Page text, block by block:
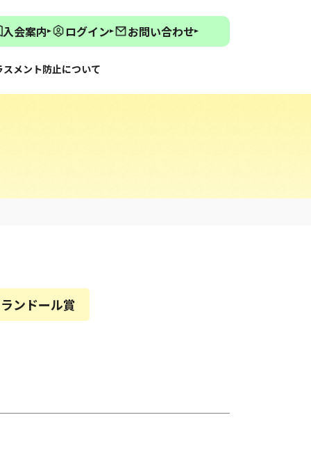
入会案内 ログイン お問い合わせ
スメント防止について
ンドール賞